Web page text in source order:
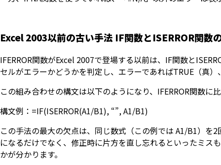
Excel 2003以前の古い手法 IF関数とISERROR関数
IFERROR関数がExcel 2007で登場する以前は、IF関数と
セルがエラーかどうかを判定し、エラーであればTRUE（真
この組み合わせの構文は以下のようになり、IFERROR関数に
構文例：=IF(ISERROR(A1/B1), “”, A1/B1)
この手法の最大の欠点は、同じ数式（この例では A1/B1）を
になるだけでなく、修正時に片方を直し忘れるといったミス
かが分かります。